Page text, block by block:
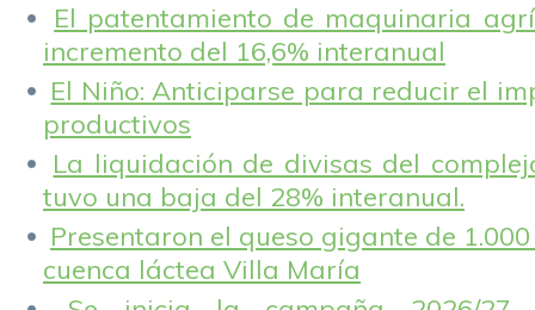
El patentamiento de maquinaria
incremento del 16,6% interanual
El Niño: Anticiparse para reducir el
productivos
La liquidación de divisas del
tuvo una baja del 28% interanual.
Presentaron el queso gigante de
cuenca láctea Villa María